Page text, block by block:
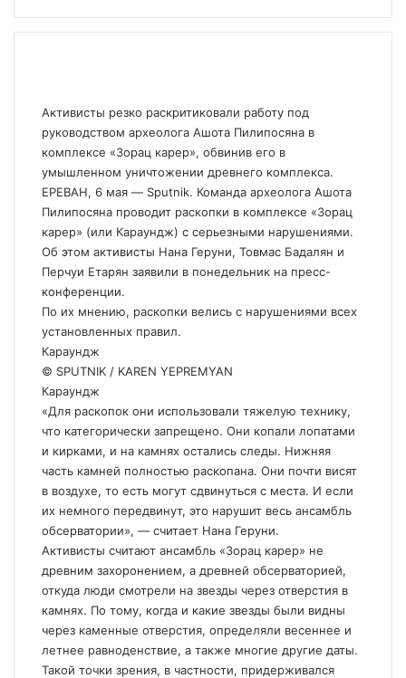
Активисты резко раскритиковали работу под
руководством археолога Ашота Пилипосяна в
комплексе «Зорац карер», обвинив его в
умышленном уничтожении древнего комплекса.
ЕРЕВАН, 6 мая — Sputnik. Команда археолога Ашота
Пилипосяна проводит раскопки в комплексе «Зорац
карер» (или Караундж) с серьезными нарушениями.
Об этом активисты Нана Геруни, Товмас Бадалян и
Перчуи Етарян заявили в понедельник на пресс-
конференции.
По их мнению, раскопки велись с нарушениями всех
установленных правил.
Караундж
© SPUTNIK / KAREN YEPREMYAN
Караундж
«Для раскопок они использовали тяжелую технику,
что категорически запрещено. Они копали лопатами
и кирками, и на камнях остались следы. Нижняя
часть камней полностью раскопана. Они почти висят
в воздухе, то есть могут сдвинуться с места. И если
их немного передвинут, это нарушит весь ансамбль
обсерватории», — считает Нана Геруни.
Активисты считают ансамбль «Зорац карер» не
древним захоронением, а древней обсерваторией,
откуда люди смотрели на звезды через отверстия в
камнях. По тому, когда и какие звезды были видны
через каменные отверстия, определяли весеннее и
летнее равноденствие, а также многие другие даты.
Такой точки зрения, в частности, придерживался